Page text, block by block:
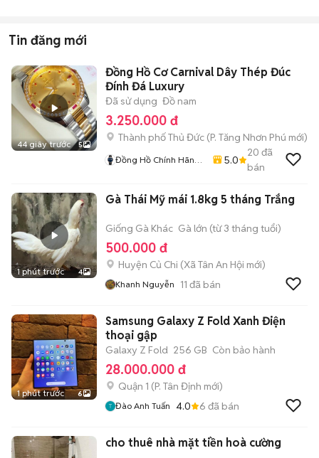
Tin đăng mới
44 giây trước 5
Đồng Hồ Cơ Carnival Dây Thép Đúc
Đính Đá Luxury
Đã sử dụng Đồ nam
3.250.000 đ
Thành phố Thủ Đức (P. Tăng Nhơn Phú mới)
Đồng Hồ Chính Hãng
5.0
20 đã
bán
1 phút trước 4
Gà Thái Mỹ mái 1.8kg 5 tháng Trắng
Giống Gà Khác Gà lớn (từ 3 tháng tuổi)
500.000 đ
Huyện Củ Chi (Xã Tân An Hội mới)
Khanh Nguyễn 11 đã bán
1 phút trước 6
Samsung Galaxy Z Fold Xanh Điện
thoại gập
Galaxy Z Fold 256 GB Còn bảo hành
28.000.000 đ
Quận 1 (P. Tân Định mới)
Đào Anh Tuấn 4.0 6 đã bán
cho thuê nhà mặt tiền hoà cường